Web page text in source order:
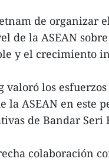
de organizar
de la ASEAN
y el crecimiento
los
la ASEAN en este
de Bandar Seri
colaboración